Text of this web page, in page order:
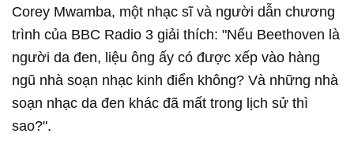
Corey Mwamba, một nhạc sĩ và người dẫn chương
trình của BBC Radio 3 giải thích: "Nếu Beethoven là
người da đen, liệu ông ấy có được xếp vào hàng
ngũ nhà soạn nhạc kinh điển không? Và những nhà
soạn nhạc da đen khác đã mất trong lịch sử thì
sao?".